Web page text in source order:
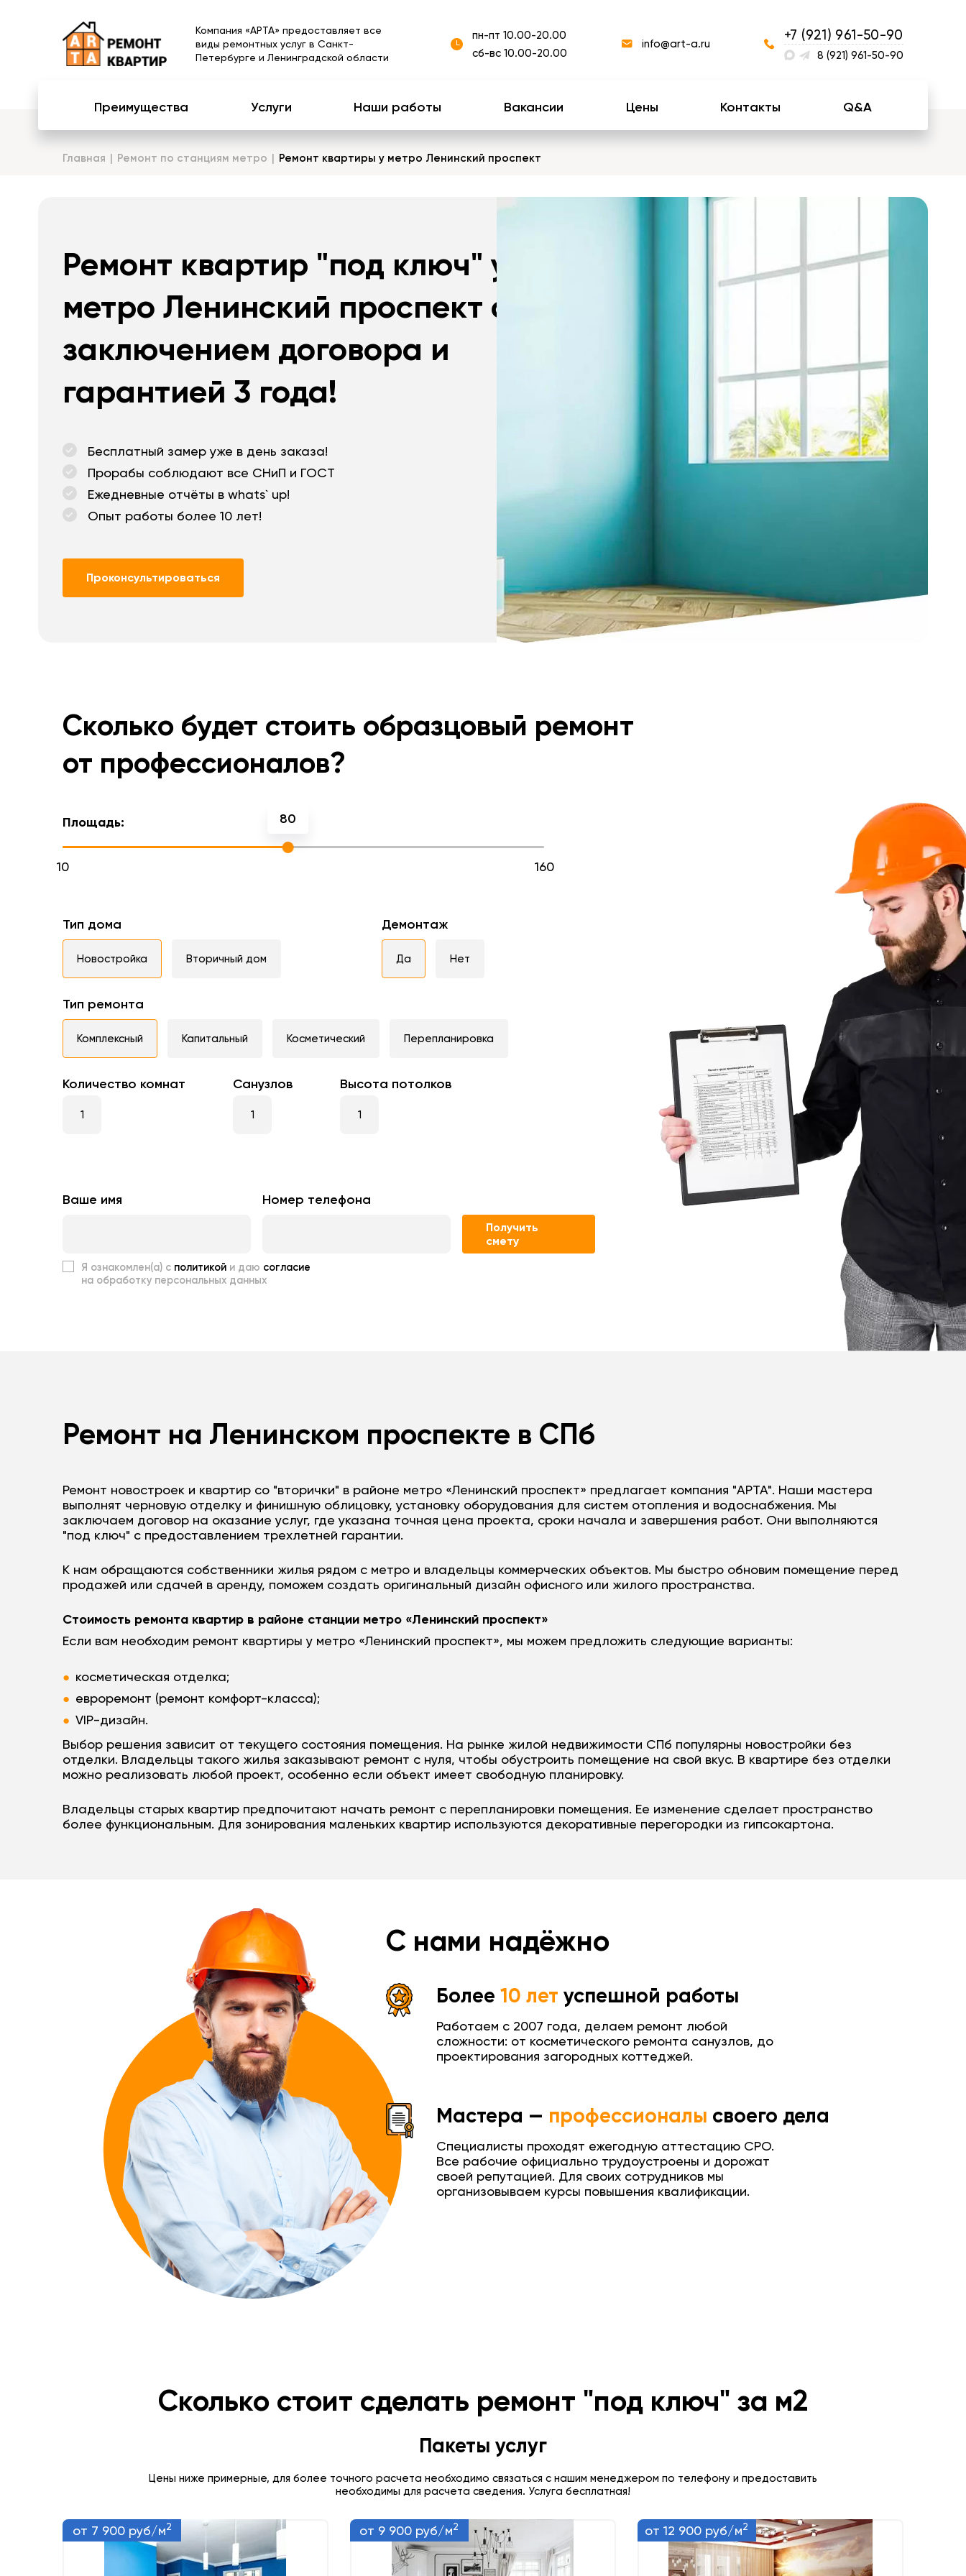
Компания «АРТА» предоставляет все
виды ремонтных услуг в Санкт-
Петербурге и Ленинградской области
пн-пт 10.00-20.00
сб-вс 10.00-20.00
info@art-a.ru
+7 (921) 961-50-90
8 (921) 961-50-90
Преимущества Услуги Наши работы Вакансии Цены Контакты Q&A
Главная Ремонт по станциям метро Ремонт квартиры у метро Ленинский проспект
Ремонт квартир "под ключ" у
метро Ленинский проспект с
заключением договора и
гарантией 3 года!
Бесплатный замер уже в день заказа!
Прорабы соблюдают все СНиП и ГОСТ
Ежедневные отчёты в whats` up!
Опыт работы более 10 лет!
Проконсультироваться
Сколько будет стоить образцовый ремонт
от профессионалов?
Площадь: 80
10 160
Тип дома
Новостройка Вторичный дом
Демонтаж
Да Нет
Тип ремонта
Комплексный Капитальный Косметический Перепланировка
Количество комнат Санузлов Высота потолков
Ваше имя Номер телефона
Получить
смету
Я ознакомлен(а) с политикой и даю согласие
на обработку персональных данных
Ремонт на Ленинском проспекте в СПб
Ремонт новостроек и квартир со "вторички" в районе метро «Ленинский проспект» предлагает компания "АРТА". Наши мастера
выполнят черновую отделку и финишную облицовку, установку оборудования для систем отопления и водоснабжения. Мы
заключаем договор на оказание услуг, где указана точная цена проекта, сроки начала и завершения работ. Они выполняются
"под ключ" с предоставлением трехлетней гарантии.
К нам обращаются собственники жилья рядом с метро и владельцы коммерческих объектов. Мы быстро обновим помещение перед
продажей или сдачей в аренду, поможем создать оригинальный дизайн офисного или жилого пространства.
Стоимость ремонта квартир в районе станции метро «Ленинский проспект»
Если вам необходим ремонт квартиры у метро «Ленинский проспект», мы можем предложить следующие варианты:
косметическая отделка;
евроремонт (ремонт комфорт-класса);
VIP-дизайн.
Выбор решения зависит от текущего состояния помещения. На рынке жилой недвижимости СПб популярны новостройки без
отделки. Владельцы такого жилья заказывают ремонт с нуля, чтобы обустроить помещение на свой вкус. В квартире без отделки
можно реализовать любой проект, особенно если объект имеет свободную планировку.
Владельцы старых квартир предпочитают начать ремонт с перепланировки помещения. Ее изменение сделает пространство
более функциональным. Для зонирования маленьких квартир используются декоративные перегородки из гипсокартона.
С нами надёжно
Более 10 лет успешной работы
Работаем с 2007 года, делаем ремонт любой
сложности: от косметического ремонта санузлов, до
проектирования загородных коттеджей.
Мастера — профессионалы своего дела
Специалисты проходят ежегодную аттестацию СРО.
Все рабочие официально трудоустроены и дорожат
своей репутацией. Для своих сотрудников мы
организовываем курсы повышения квалификации.
Сколько стоит сделать ремонт "под ключ" за м2
Пакеты услуг
Цены ниже примерные, для более точного расчета необходимо связаться с нашим менеджером по телефону и предоставить
необходимы для расчета сведения. Услуга бесплатная!
от 7 900 руб/м2 от 9 900 руб/м2 от 12 900 руб/м2